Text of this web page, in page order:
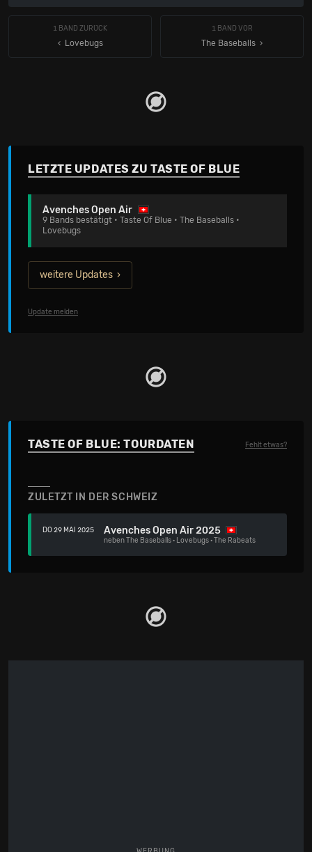
1 BAND ZURÜCK
‹ Lovebugs
1 BAND VOR
The Baseballs
LETZTE UPDATES ZU TASTE OF BLUE
Avenches Open Air
9 Bands bestätigt • Taste Of Blue • The Baseballs •
Lovebugs
weitere Updates
Update melden
TASTE OF BLUE: TOURDATEN Fehlt etwas?
ZULETZT IN DER SCHWEIZ
DO 29 MAI 2025 Avenches Open Air 2025
nebenThe Baseballs· Lovebugs·The Rabeats